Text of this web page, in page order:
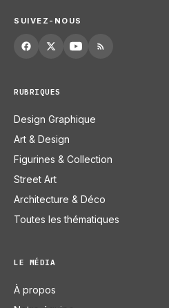
SUIVEZ-NOUS
RUBRIQUES
Design Graphique
Art & Design
Figurines & Collection
Street Art
Architecture & Déco
Toutes les thématiques
LE MÉDIA
À propos